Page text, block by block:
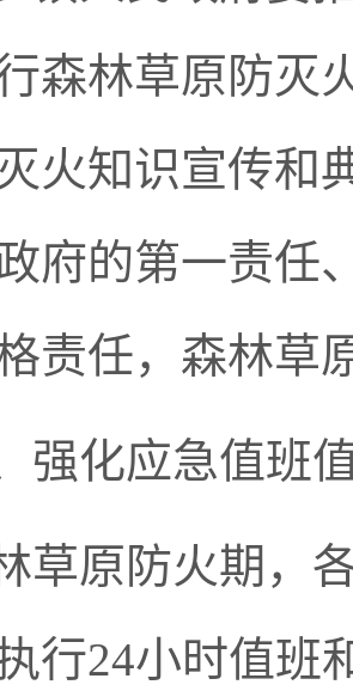
森林草原防灭
火知识宣传和
府的第一责任
责任，森林草
强化应急值班
草原防火期，
行24小时值班